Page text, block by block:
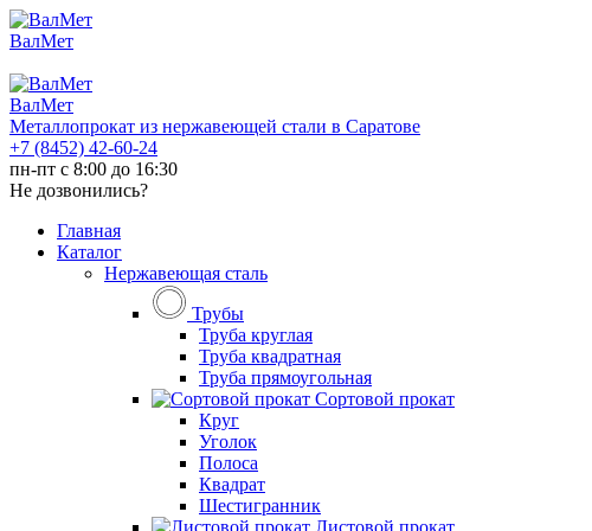
ВалМет
ВалМет
Металлопрокат из нержавеющей стали в Саратове
+7 (8452) 42-60-24
пн-пт с 8:00 до 16:30
Не дозвонились?
Главная
Каталог
Нержавеющая сталь
Трубы
Труба круглая
Труба квадратная
Труба прямоугольная
Сортовой прокат
Круг
Уголок
Полоса
Квадрат
Шестигранник
Листовой прокат